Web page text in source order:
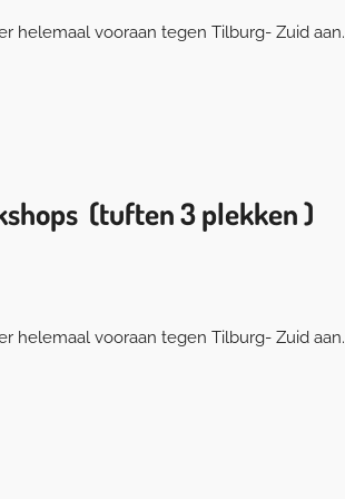
helemaal vooraan tegen Tilburg- Zuid aan.
(tuften 3 plekken )
helemaal vooraan tegen Tilburg- Zuid aan.